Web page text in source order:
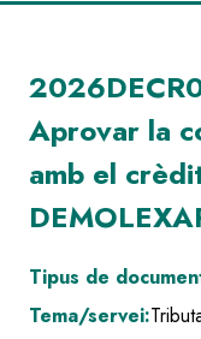
Aprovar la
amb el
Tipus de
Tema/servei: